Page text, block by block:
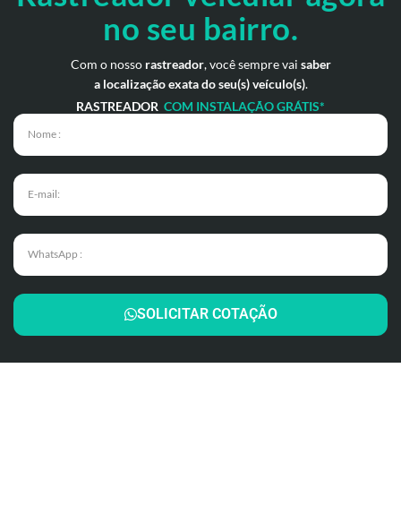
no seu bairro.
Com o nosso rastreador, você sempre vai saber
a localização exata do seu(s) veículo(s).
RASTREADOR COM INSTALAÇÃO GRÁTIS*
SOLICITAR COTAÇÃO